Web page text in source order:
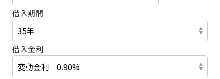
借入期間
借入金利